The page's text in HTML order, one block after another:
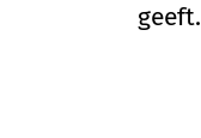
geeft.